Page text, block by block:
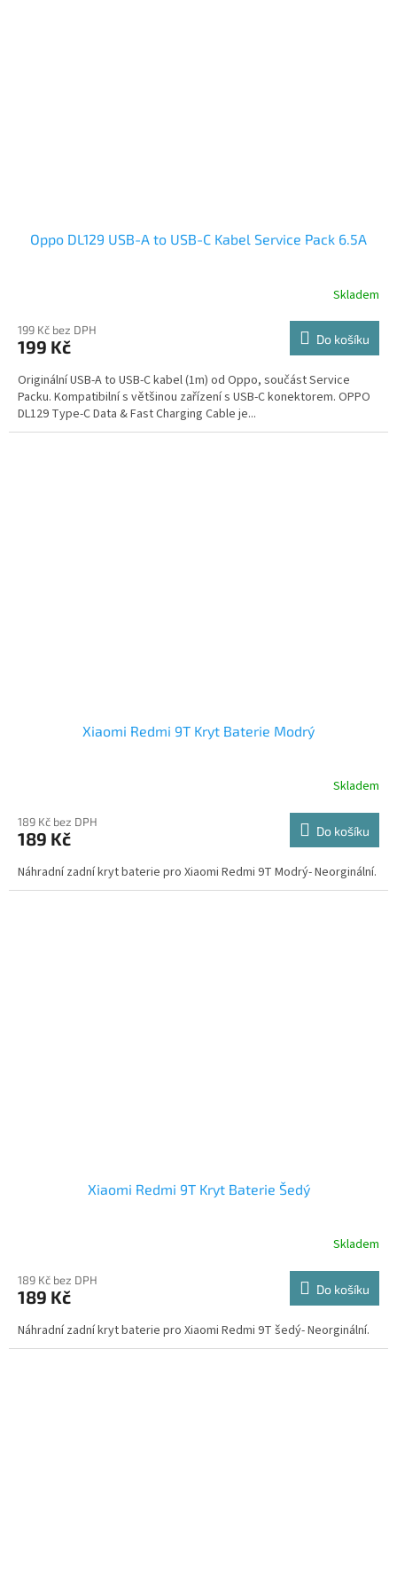
Oppo DL129 USB-A to USB-C Kabel Service Pack 6.5A
Skladem
199 Kč bez DPH
199 Kč Do košíku
Originální USB-A to USB-C kabel (1m) od Oppo, součást Service
Packu. Kompatibilní s většinou zařízení s USB-C konektorem. OPPO
DL129 Type-C Data & Fast Charging Cable je...
Xiaomi Redmi 9T Kryt Baterie Modrý
Skladem
189 Kč bez DPH
189 Kč Do košíku
Náhradní zadní kryt baterie pro Xiaomi Redmi 9T Modrý- Neorginální.
Xiaomi Redmi 9T Kryt Baterie Šedý
Skladem
189 Kč bez DPH
189 Kč Do košíku
Náhradní zadní kryt baterie pro Xiaomi Redmi 9T šedý- Neorginální.